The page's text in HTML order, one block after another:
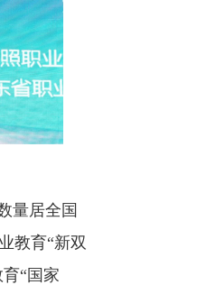
量居全国
教育“新双
“国家